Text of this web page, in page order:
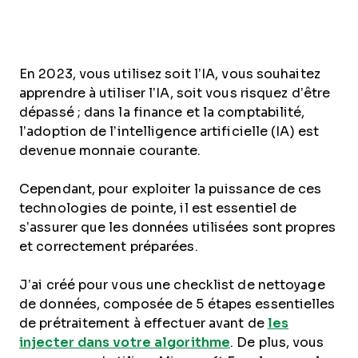
En 2023, vous utilisez soit l’IA, vous souhaitez
apprendre à utiliser l’IA, soit vous risquez d’être
dépassé ; dans la finance et la comptabilité,
l’adoption de l’intelligence artificielle (IA) est
devenue monnaie courante.
Cependant, pour exploiter la puissance de ces
technologies de pointe, il est essentiel de
s’assurer que les données utilisées sont propres
et correctement préparées.
J’ai créé pour vous une checklist de nettoyage
de données, composée de 5 étapes essentielles
de prétraitement à effectuer avant de les
injecter dans votre algorithme. De plus, vous